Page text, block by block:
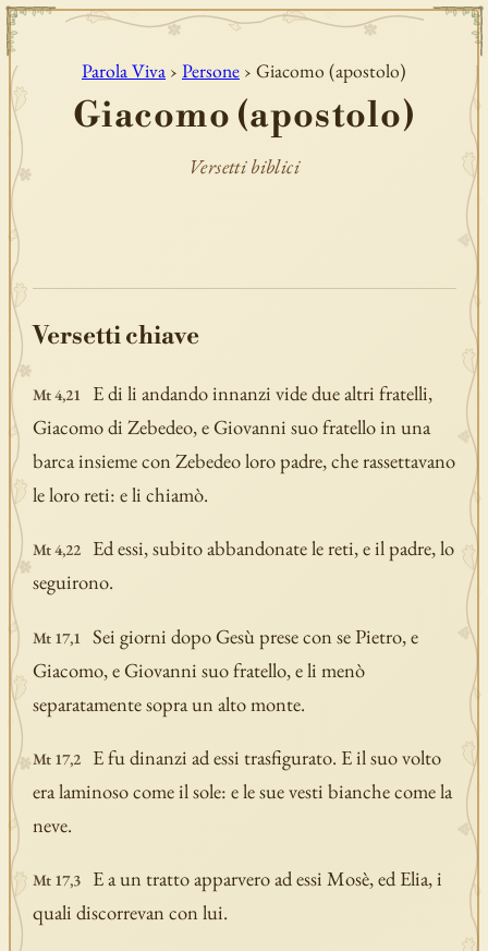
Parola Viva › Persone › Giacomo (apostolo)
Giacomo (apostolo)
Versetti biblici
Versetti chiave
Mt 4,21
E di li andando innanzi vide due altri fratelli,
Giacomo di Zebedeo, e Giovanni suo fratello in una
barca insieme con Zebedeo loro padre, che rassettavano
le loro reti: e li chiamò.
Mt 4,22
Ed essi, subito abbandonate le reti, e il padre, lo
seguirono.
Mt 17,1
Sei giorni dopo Gesù prese con se Pietro, e
Giacomo, e Giovanni suo fratello, e li menò
separatamente sopra un alto monte.
Mt 17,2
E fu dinanzi ad essi trasfigurato. E il suo volto
era laminoso come il sole: e le sue vesti bianche come la
neve.
Mt 17,3
E a un tratto apparvero ad essi Mosè, ed Elia, i
quali discorrevan con lui.